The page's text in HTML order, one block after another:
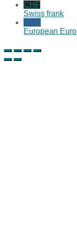
CHF
Swiss frank
EUR
European Euro